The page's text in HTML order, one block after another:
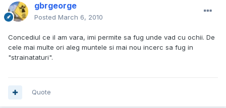
gbrgeorge
Posted March 6, 2010
Concediul ce il am vara, imi permite sa fug unde vad cu ochii. De
cele mai multe ori aleg muntele si mai nou incerc sa fug in
"strainataturi".
Quote